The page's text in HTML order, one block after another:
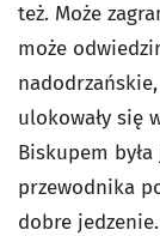
też. Może
może
ulokowały się
Biskupem
przewodnika
dobre